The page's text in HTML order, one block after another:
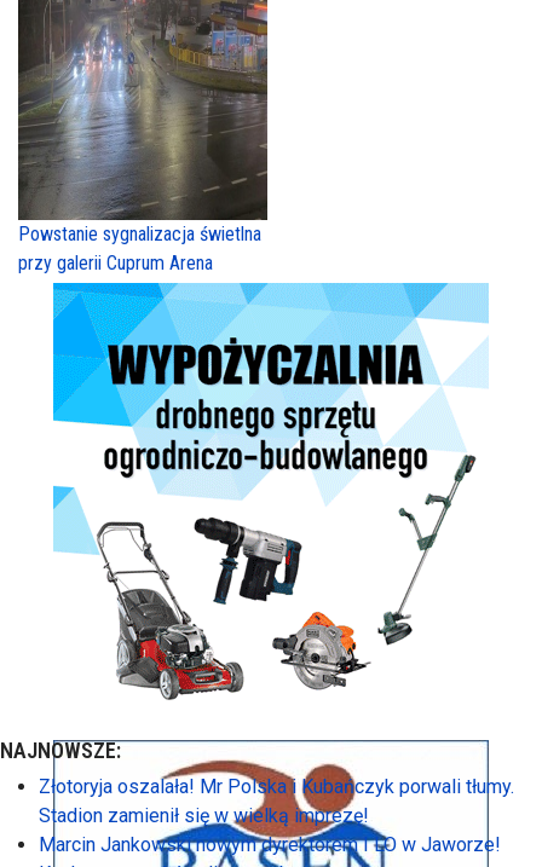
Powstanie sygnalizacja świetlna
przy galerii Cuprum Arena
NAJNOWSZE:
Złotoryja oszalała! Mr Polska i Kubańczyk porwali tłumy.
Stadion zamienił się w wielką imprezę!
Marcin Jankowski nowym dyrektorem I LO w Jaworze!